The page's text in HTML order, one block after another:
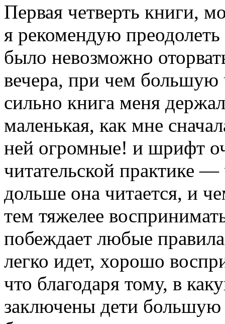
Первая четверть книги,
я рекомендую
было невозможно
вечера, при чем большую
сильно книга меня
маленькая, как мне
ней огромные! и шрифт
читательской практике
дольше она читается, и
тем тяжелее
побеждает любые
легко идет, хорошо
что благодаря тому, в
заключены дети большую